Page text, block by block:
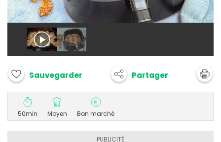
Sauvegarder Partager
50min Moyen Bon marché